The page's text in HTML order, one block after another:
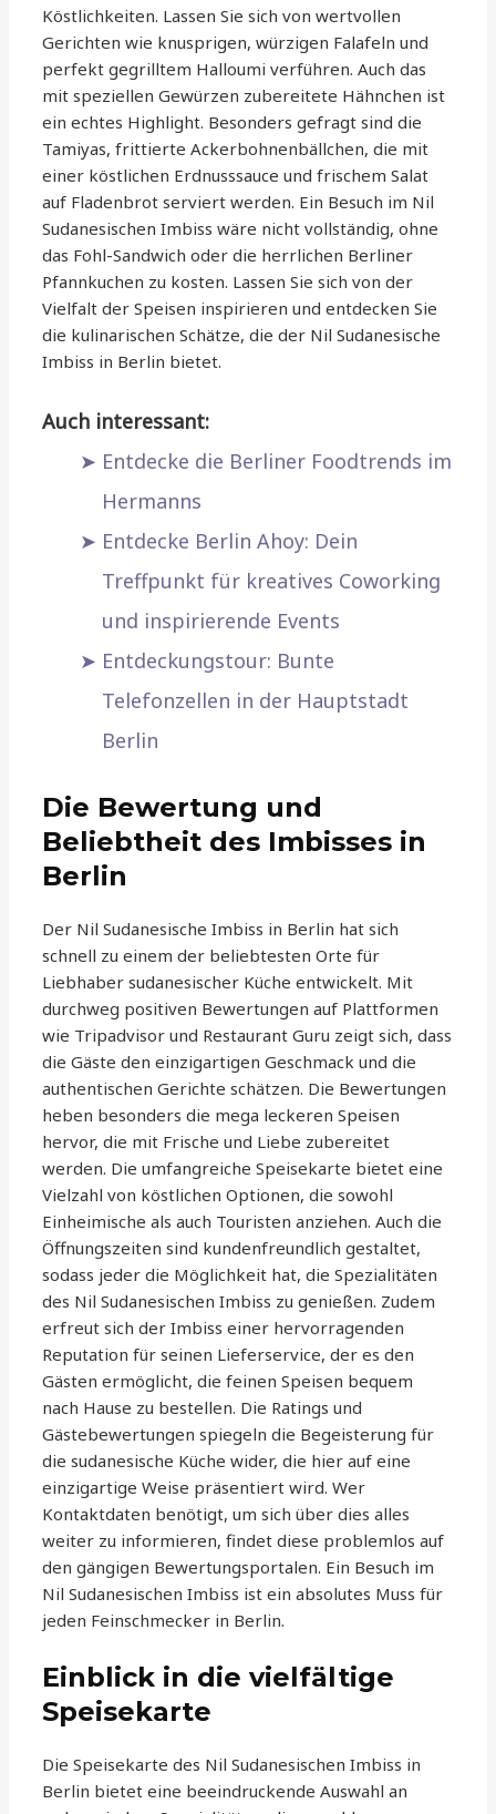
Köstlichkeiten. Lassen Sie sich von wertvollen
Gerichten wie knusprigen, würzigen Falafeln und
perfekt gegrilltem Halloumi verführen. Auch das
mit speziellen Gewürzen zubereitete Hähnchen ist
ein echtes Highlight. Besonders gefragt sind die
Tamiyas, frittierte Ackerbohnenbällchen, die mit
einer köstlichen Erdnusssauce und frischem Salat
auf Fladenbrot serviert werden. Ein Besuch im Nil
Sudanesischen Imbiss wäre nicht vollständig, ohne
das Fohl-Sandwich oder die herrlichen Berliner
Pfannkuchen zu kosten. Lassen Sie sich von der
Vielfalt der Speisen inspirieren und entdecken Sie
die kulinarischen Schätze, die der Nil Sudanesische
Imbiss in Berlin bietet.
Auch interessant:
Entdecke die Berliner Foodtrends im
Hermanns
Entdecke Berlin Ahoy: Dein
Treffpunkt für kreatives Coworking
und inspirierende Events
Entdeckungstour: Bunte
Telefonzellen in der Hauptstadt
Berlin
Die Bewertung und
Beliebtheit des Imbisses in
Berlin
Der Nil Sudanesische Imbiss in Berlin hat sich
schnell zu einem der beliebtesten Orte für
Liebhaber sudanesischer Küche entwickelt. Mit
durchweg positiven Bewertungen auf Plattformen
wie Tripadvisor und Restaurant Guru zeigt sich, dass
die Gäste den einzigartigen Geschmack und die
authentischen Gerichte schätzen. Die Bewertungen
heben besonders die mega leckeren Speisen
hervor, die mit Frische und Liebe zubereitet
werden. Die umfangreiche Speisekarte bietet eine
Vielzahl von köstlichen Optionen, die sowohl
Einheimische als auch Touristen anziehen. Auch die
Öffnungszeiten sind kundenfreundlich gestaltet,
sodass jeder die Möglichkeit hat, die Spezialitäten
des Nil Sudanesischen Imbiss zu genießen. Zudem
erfreut sich der Imbiss einer hervorragenden
Reputation für seinen Lieferservice, der es den
Gästen ermöglicht, die feinen Speisen bequem
nach Hause zu bestellen. Die Ratings und
Gästebewertungen spiegeln die Begeisterung für
die sudanesische Küche wider, die hier auf eine
einzigartige Weise präsentiert wird. Wer
Kontaktdaten benötigt, um sich über dies alles
weiter zu informieren, findet diese problemlos auf
den gängigen Bewertungsportalen. Ein Besuch im
Nil Sudanesischen Imbiss ist ein absolutes Muss für
jeden Feinschmecker in Berlin.
Einblick in die vielfältige
Speisekarte
Die Speisekarte des Nil Sudanesischen Imbiss in
Berlin bietet eine beeindruckende Auswahl an